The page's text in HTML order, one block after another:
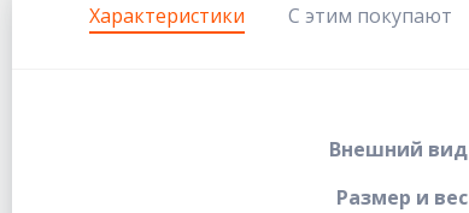
Характеристики С этим покупают
Внешний вид
Размер и вес